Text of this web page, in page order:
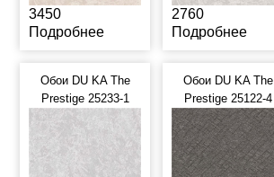
3450
Подробнее
2760
Подробнее
Обои DU KA The
Prestige 25233-1
Обои DU KA The
Prestige 25122-4